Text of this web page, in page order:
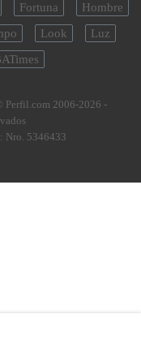
Fortuna
Hombre
Look
Luz
Perfil.com 2006-2026 -
Nro. 5346433